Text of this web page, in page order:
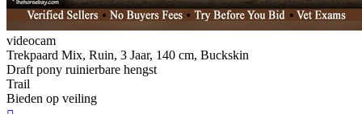
videocam
Trekpaard Mix, Ruin, 3 Jaar, 140 cm, Buckskin
Draft pony ruinierbare hengst
Trail
Bieden op veiling